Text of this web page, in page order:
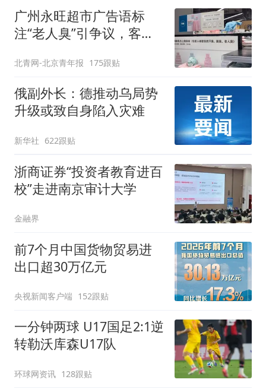
广州永旺超市广告语标
注“老人臭”引争议，客服
北青网-北京青年报 175跟贴
俄副外长：德推动乌局势
升级或致自身陷入灾难
新华社 622跟贴
浙商证券“投资者教育进百
校”走进南京审计大学
金融界
前7个月中国货物贸易进
出口超30万亿元
央视新闻客户端 152跟贴
一分钟两球 U17国足2:1逆
转勒沃库森U17队
环球网资讯 128跟贴